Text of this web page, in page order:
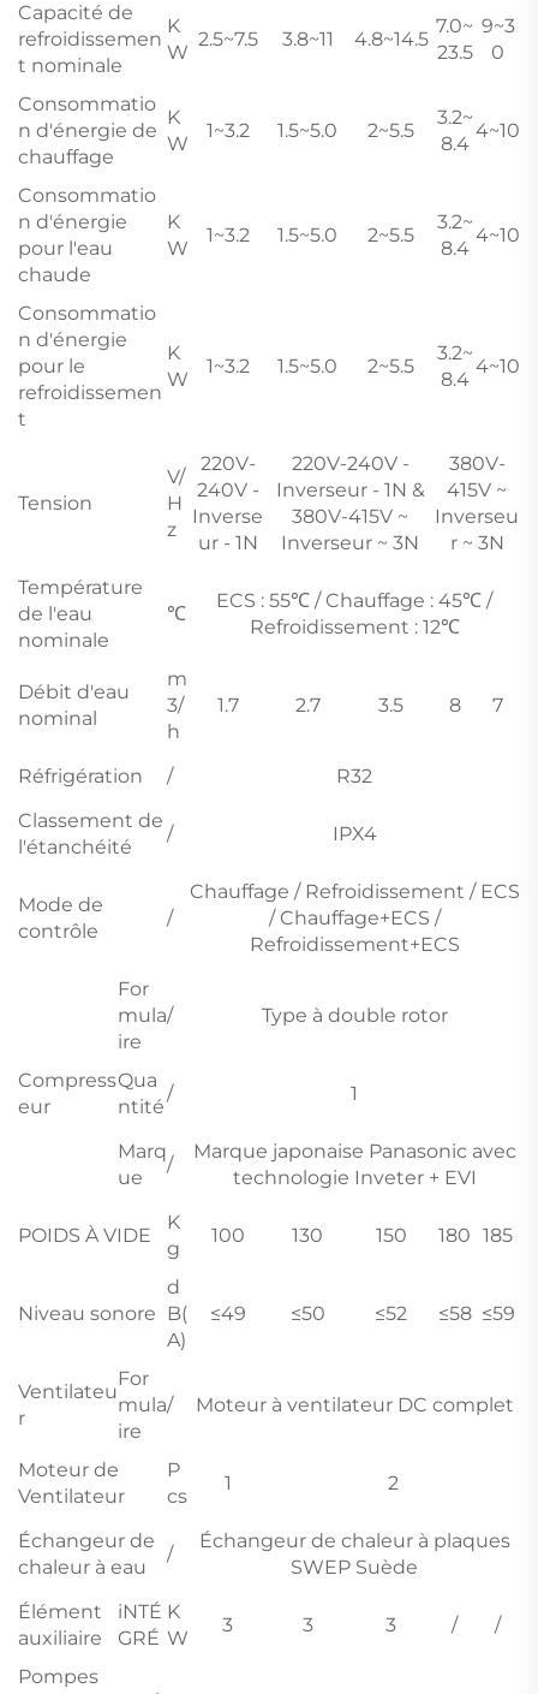
Capacité de
refroidissemen
t nominale
K
W
2.5~7.5 3.8~11 4.8~14.5
7.0~
23.5
9~3
0
Consommatio
n d'énergie de
chauffage
K
W
1~3.2 1.5~5.0 2~5.5
3.2~
8.4
4~10
Consommatio
n d'énergie
pour l'eau
chaude
K
W
1~3.2 1.5~5.0 2~5.5
3.2~
8.4
4~10
Consommatio
n d'énergie
pour le
refroidissemen
t
K
W
1~3.2 1.5~5.0 2~5.5
3.2~
8.4
4~10
Tension
V/
H
z
220V-
240V -
Inverse
ur - 1N
220V-240V -
Inverseur - 1N &
380V-415V ~
Inverseur ~ 3N
380V-
415V ~
Inverseu
r ~ 3N
Température
de l'eau
nominale
℃
ECS : 55℃ / Chauffage : 45℃ /
Refroidissement : 12℃
Débit d'eau
nominal
m
3/
h
1.7 2.7 3.5 8 7
Réfrigération /
R32
Classement de
l'étanchéité
/ IPX4
Mode de
contrôle
/
Chauffage / Refroidissement / ECS
/ Chauffage+ECS /
Refroidissement+ECS
For
mula
ire
/ Type à double rotor
Compress
eur
Qua
ntité
/ 1
Marq
ue
/
Marque japonaise Panasonic avec
technologie Inveter + EVI
POIDS À VIDE
K
g
100 130 150 180 185
Niveau sonore
d
B(
A)
≤49 ≤50 ≤52 ≤58 ≤59
Ventilateu
r
For
mula
ire
/ Moteur à ventilateur DC complet
Moteur de
Ventilateur
P
cs
1 2
Échangeur de
chaleur à eau
/
Échangeur de chaleur à plaques
SWEP Suède
Élément
auxiliaire
iNTÉ
GRÉ
K
W
3 3 3 / /
Pompes